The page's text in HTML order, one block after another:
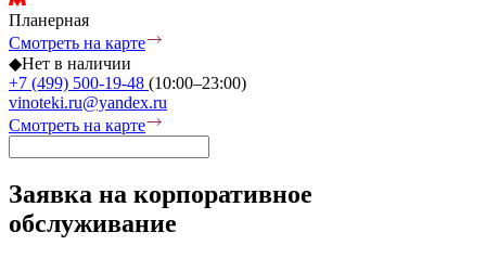
Планерная
Смотреть на карте
◆Нет в наличии
+7 (499) 500-19-48 (10:00–23:00)
vinoteki.ru@yandex.ru
Смотреть на карте
Заявка на корпоративное
обслуживание